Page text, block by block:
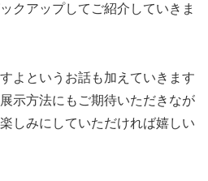
クアップしてご紹介していきま
よというお話も加えていきます
示方法にもご期待いただきなが
しみにしていただければ嬉しい